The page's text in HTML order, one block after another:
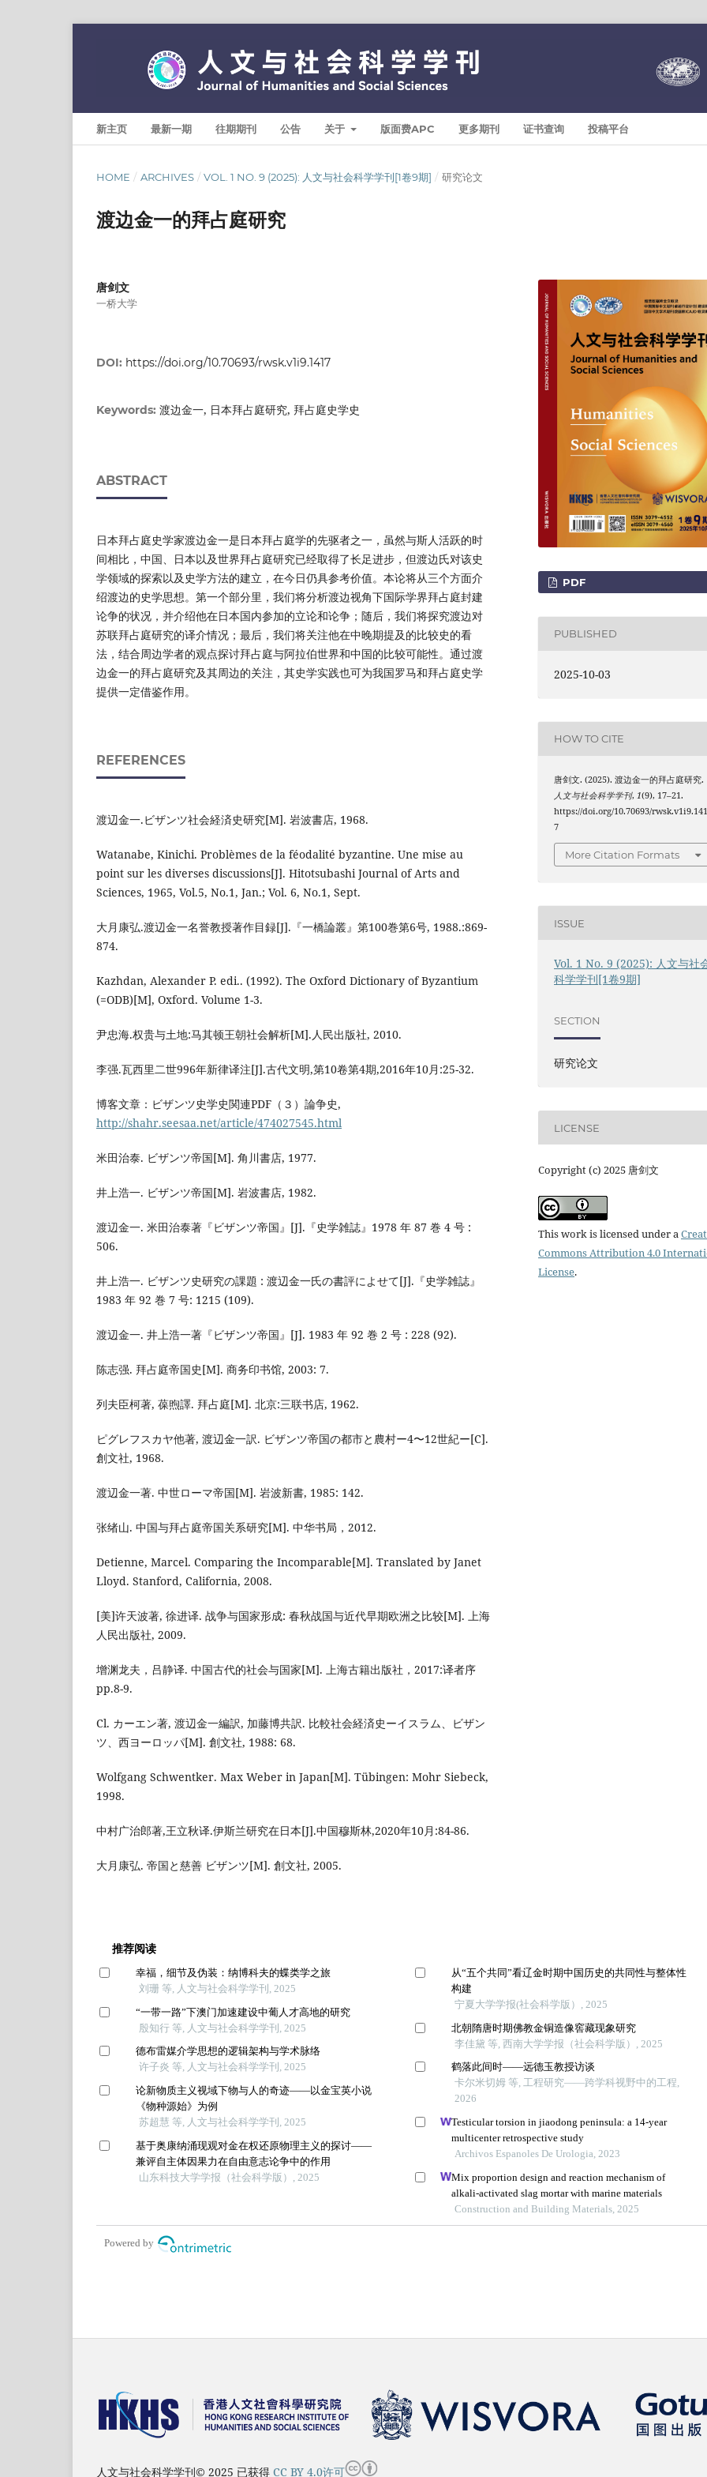
新主页 最新一期 往期期刊 公告 关于 版面费APC 更多期刊 证书查询 投稿平台
HOME / ARCHIVES / VOL. 1 NO. 9 (2025): 人文与社会科学学刊[1卷9期] / 研究论文
渡边金一的拜占庭研究
唐剑文
一桥大学
DOI: https://doi.org/10.70693/rwsk.v1i9.1417
Keywords: 渡边金一, 日本拜占庭研究, 拜占庭史学史
ABSTRACT
日本拜占庭史学家渡边金一是日本拜占庭学的先驱者之一，虽然与斯人活跃的时
间相比，中国、日本以及世界拜占庭研究已经取得了长足进步，但渡边氏对该史
学领域的探索以及史学方法的建立，在今日仍具参考价值。本论将从三个方面介
绍渡边的史学思想。第一个部分里，我们将分析渡边视角下国际学界拜占庭封建
论争的状况，并介绍他在日本国内参加的立论和论争；随后，我们将探究渡边对
苏联拜占庭研究的译介情况；最后，我们将关注他在中晚期提及的比较史的看
法，结合周边学者的观点探讨拜占庭与阿拉伯世界和中国的比较可能性。通过渡
边金一的拜占庭研究及其周边的关注，其史学实践也可为我国罗马和拜占庭史学
提供一定借鉴作用。
REFERENCES
渡辺金一.ビザンツ社会経済史研究[M]. 岩波書店, 1968.
Watanabe, Kinichi. Problèmes de la féodalité byzantine. Une mise au
point sur les diverses discussions[J]. Hitotsubashi Journal of Arts and
Sciences, 1965, Vol.5, No.1, Jan.; Vol. 6, No.1, Sept.
大月康弘.渡辺金一名誉教授著作目録[J].『一橋論叢』第100巻第6号, 1988.:869-
874.
Kazhdan, Alexander P. edi.. (1992). The Oxford Dictionary of Byzantium
(=ODB)[M], Oxford. Volume 1-3.
尹忠海.权贵与土地:马其顿王朝社会解析[M].人民出版社, 2010.
李强.瓦西里二世996年新律译注[J].古代文明,第10卷第4期,2016年10月:25-32.
博客文章：ビザンツ史学史関連PDF（３）論争史,
http://shahr.seesaa.net/article/474027545.html
米田治泰. ビザンツ帝国[M]. 角川書店, 1977.
井上浩一. ビザンツ帝国[M]. 岩波書店, 1982.
渡辺金一. 米田治泰著『ビザンツ帝国』[J].『史学雑誌』1978 年 87 巻 4 号 :
506.
井上浩一. ビザンツ史研究の課題 : 渡辺金一氏の書評によせて[J].『史学雑誌』
1983 年 92 巻 7 号: 1215 (109).
渡辺金一. 井上浩一著『ビザンツ帝国』[J]. 1983 年 92 巻 2 号 : 228 (92).
陈志强. 拜占庭帝国史[M]. 商务印书馆, 2003: 7.
列夫臣柯著, 葆煦譯. 拜占庭[M]. 北京:三联书店, 1962.
ピグレフスカヤ他著, 渡辺金一訳. ビザンツ帝国の都市と農村ー4〜12世紀ー[C].
創文社, 1968.
渡辺金一著. 中世ローマ帝国[M]. 岩波新書, 1985: 142.
张绪山. 中国与拜占庭帝国关系研究[M]. 中华书局，2012.
Detienne, Marcel. Comparing the Incomparable[M]. Translated by Janet
Lloyd. Stanford, California, 2008.
[美]许天波著, 徐进译. 战争与国家形成: 春秋战国与近代早期欧洲之比较[M]. 上海
人民出版社, 2009.
增渊龙夫，吕静译. 中国古代的社会与国家[M]. 上海古籍出版社，2017:译者序
pp.8-9.
Cl. カーエン著, 渡辺金一編訳, 加藤博共訳. 比較社会経済史ーイスラム、ビザン
ツ、西ヨーロッパ[M]. 創文社, 1988: 68.
Wolfgang Schwentker. Max Weber in Japan[M]. Tübingen: Mohr Siebeck,
1998.
中村广治郎著,王立秋译.伊斯兰研究在日本[J].中国穆斯林,2020年10月:84-86.
大月康弘. 帝国と慈善 ビザンツ[M]. 創文社, 2005.
PDF
PUBLISHED
2025-10-03
HOW TO CITE
唐剑文. (2025). 渡边金一的拜占庭研究.
人文与社会科学学刊,1(9), 17–21.
https://doi.org/10.70693/
7
More Citation Formats
ISSUE
Vol. 1 No. 9 (2025): 人文与社
科学学刊[1卷9期]
SECTION
研究论文
LICENSE
Copyright (c) 2025 唐剑文
This work is licensed under a
Commons Attribution 4.0
License.
推荐阅读
幸福，细节及伪装：纳博科夫的蝶类学之旅
刘珊 等, 人文与社会科学学刊, 2025
“一带一路”下澳门加速建设中葡人才高地的研究
殷知行 等, 人文与社会科学学刊, 2025
德布雷媒介学思想的逻辑架构与学术脉络
许子炎 等, 人文与社会科学学刊, 2025
论新物质主义视域下物与人的奇迹——以金宝英小说
《物种源始》为例
苏超慧 等, 人文与社会科学学刊, 2025
基于奥康纳涌现观对金在权还原物理主义的探讨——
兼评自主体因果力在自由意志论争中的作用
山东科技大学学报（社会科学版）, 2025
从“五个共同”看辽金时期中国历史的共同性与整体性
构建
宁夏大学学报(社会科学版）, 2025
北朝隋唐时期佛教金铜造像窖藏现象研究
李佳黛 等, 西南大学学报（社会科学版）, 2025
鹤落此间时——远德玉教授访谈
卡尔米切姆 等, 工程研究——跨学科视野中的工程,
2026
Testicular torsion in jiaodong peninsula: a 14-year
multicenter retrospective study
Archivos Espanoles De Urologia, 2023
Mix proportion design and reaction mechanism of
alkali-activated slag mortar with marine materials
Construction and Building Materials, 2025
Powered by
人文与社会科学学刊© 2025 已获得 CC BY 4.0许可